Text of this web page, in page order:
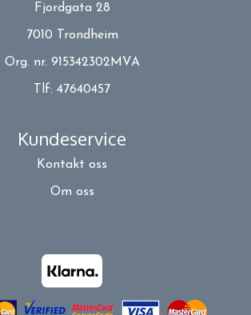
Fjordgata 28
7010 Trondheim
Org. nr. 915342302MVA
Tlf: 47640457
Kundeservice
Kontakt oss
Om oss